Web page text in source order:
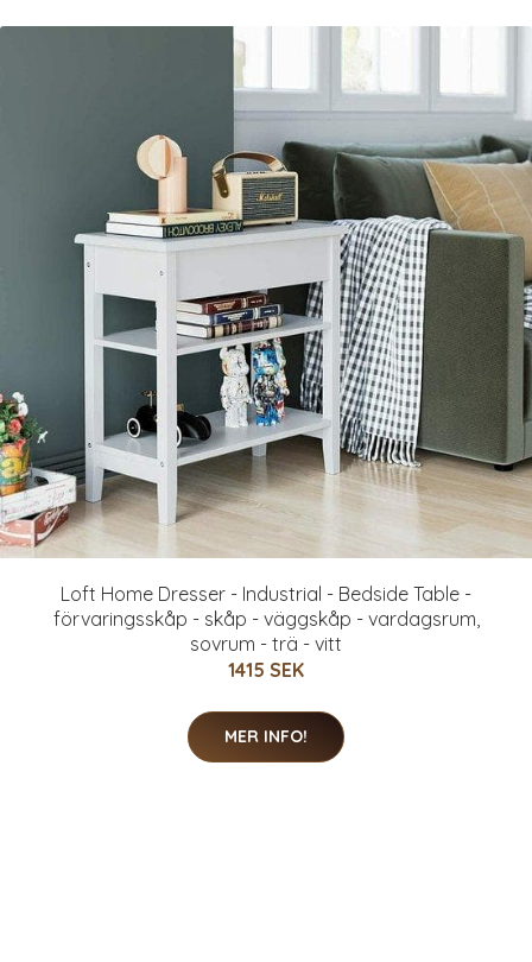
Loft Home Dresser - Industrial - Bedside Table -
förvaringsskåp - skåp - väggskåp - vardagsrum,
sovrum - trä - vitt
1415 SEK
MER INFO!